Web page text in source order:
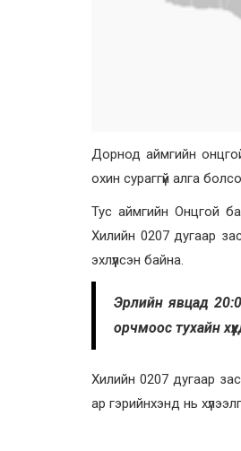
Дорнод аймгийн
охин сураггүй алга
Тус аймгийн Онцгой
Хилийн 0207 дугаар
эхлүүлсэн байна.
Эрлийн явцад
орчмоос тухайн
Хилийн 0207 дугаар
ар гэрийнхэнд нь